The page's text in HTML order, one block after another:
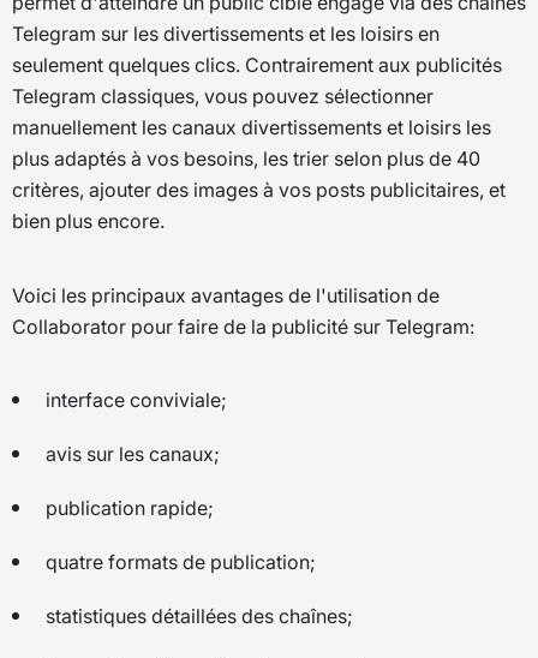
Telegram sur les divertissements et les loisirs en
seulement quelques clics. Contrairement aux publicités
Telegram classiques, vous pouvez sélectionner
manuellement les canaux divertissements et loisirs les
plus adaptés à vos besoins, les trier selon plus de 40
critères, ajouter des images à vos posts publicitaires, et
bien plus encore.
Voici les principaux avantages de l'utilisation de
Collaborator pour faire de la publicité sur Telegram:
interface conviviale;
avis sur les canaux;
publication rapide;
quatre formats de publication;
statistiques détaillées des chaînes;